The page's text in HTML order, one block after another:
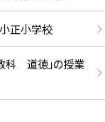
正小学校
科 道徳」の授業